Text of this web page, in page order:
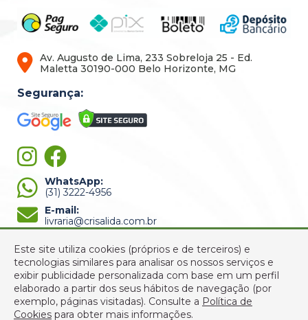
Este site utiliza cookies (próprios e de terceiros) e
tecnologias similares para analisar os nossos serviços e
exibir publicidade personalizada com base em um perfil
elaborado a partir dos seus hábitos de navegação (por
exemplo, páginas visitadas). Consulte a Política de
Cookies para obter mais informações.
Av. Augusto de Lima, 233 Sobreloja 25 - Ed.
Maletta 30190-000 Belo Horizonte, MG
Segurança:
WhatsApp:
(31) 3222-4956
E-mail:
livraria@crisalida.com.br
© 2022 Crisálida Livraria - Todos os Direitos Reservados -
CNPJ: 03.310.289/0001-33